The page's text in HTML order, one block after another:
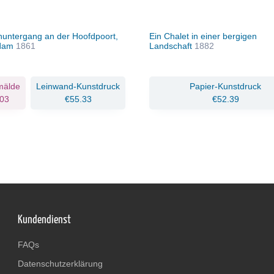
an der Hoofdpoort,
1861
Leinwand-Kunstdruck
€55.33
Ein Chalet in einer bergigen
Landschaft 1882
Papier-Kunstdruck
€52.39
Kundendienst
FAQs
Datenschutzerklärung